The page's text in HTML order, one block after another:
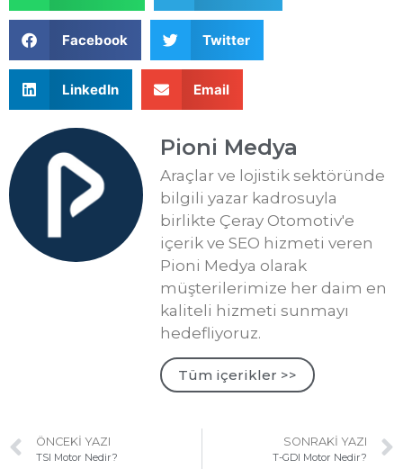
Facebook Twitter
LinkedIn Email
Pioni Medya
Araçlar ve lojistik sektöründe
bilgili yazar kadrosuyla
birlikte Çeray Otomotiv'e
içerik ve SEO hizmeti veren
Pioni Medya olarak
müşterilerimize her daim en
kaliteli hizmeti sunmayı
hedefliyoruz.
Tüm içerikler >>
ÖNCEKI YAZI
TSI Motor Nedir?
SONRAKI YAZI
T-GDI Motor Nedir?